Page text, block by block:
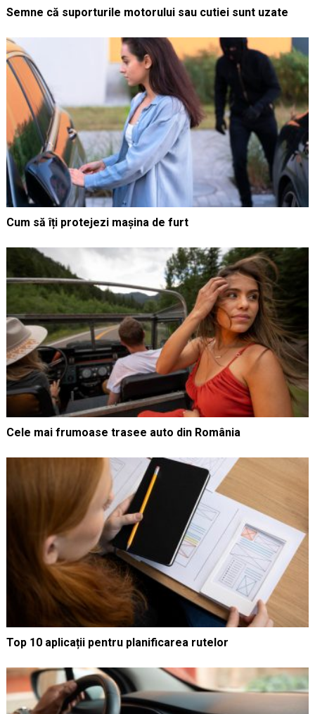
Semne că suporturile motorului sau cutiei sunt uzate
Cum să îți protejezi mașina de furt
Cele mai frumoase trasee auto din România
Top 10 aplicații pentru planificarea rutelor